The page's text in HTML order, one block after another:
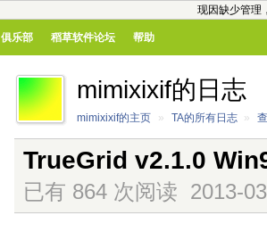
现因缺少管理
俱乐部 稻草软件论坛 帮助
mimixixif的日志
mimixixif的主页 » TA的所有日志 »
TrueGrid v2.1.0
已有 864 次阅读 2013-